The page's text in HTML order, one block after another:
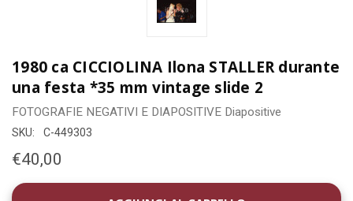
1980 ca CICCIOLINA Ilona STALLER durante
una festa *35 mm vintage slide 2
FOTOGRAFIE NEGATIVI E DIAPOSITIVE Diapositive
SKU: C-449303
€40,00
DISPONIBILITÀ